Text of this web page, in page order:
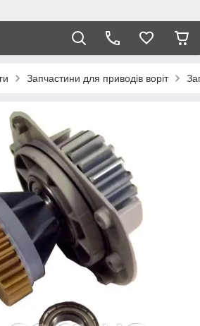
Запчастини для приводів воріт